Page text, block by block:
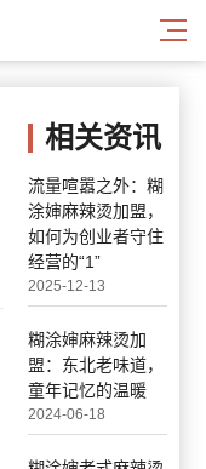
相关资讯
流量喧嚣之外：糊
涂婶麻辣烫加盟，
如何为创业者守住
经营的“1”
2025-12-13
糊涂婶麻辣烫加
盟：东北老味道，
童年记忆的温暖
2024-06-18